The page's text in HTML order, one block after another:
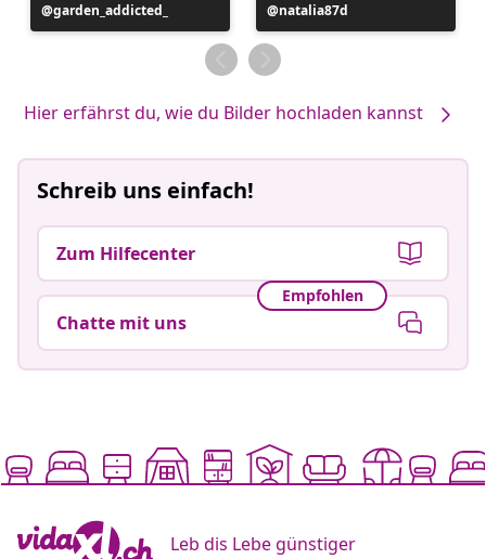
Beitrag
veröffentlicht
garden_addicted_
Beitrag
veröffentlicht
von
natalia87d
Hier erfährst du, wie du Bilder hochladen kannst
Schreib uns einfach!
Zum Hilfecenter
Empfohlen
Chatte mit uns
Leb dis Lebe günstiger